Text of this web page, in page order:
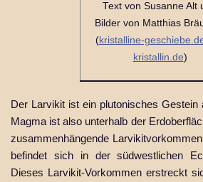
Text von Susanne Alt
Bilder von Matthias
(kristalline-
kristallin.de)
Der Larvikit ist ein plutonisches Gestein
Magma ist also unterhalb der
zusammenhängende
befindet sich in der südwestlichen
Dieses Larvikit-Vorkommen erstreckt